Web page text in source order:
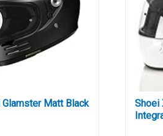
Glamster Matt Black
Shoei